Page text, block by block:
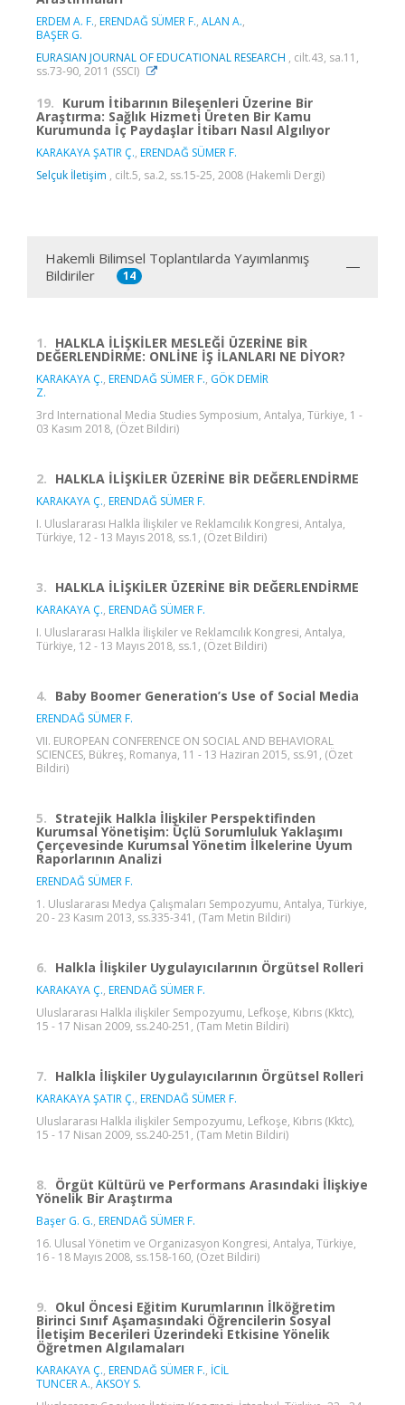
ERDEM A. F., ERENDAĞ SÜMER F., ALAN A.,
BAŞER G.
EURASIAN JOURNAL OF EDUCATIONAL RESEARCH , cilt.43, sa.11,
ss.73-90, 2011 (SSCI)
19. Kurum İtibarının Bileşenleri Üzerine Bir
Araştırma: Sağlık Hizmeti Üreten Bir Kamu
Kurumunda İç Paydaşlar İtibarı Nasıl Algılıyor
KARAKAYA ŞATIR Ç., ERENDAĞ SÜMER F.
Selçuk İletişim , cilt.5, sa.2, ss.15-25, 2008 (Hakemli Dergi)
Hakemli Bilimsel Toplantılarda Yayımlanmış
Bildiriler
14
1. HALKLA İLİŞKİLER MESLEĞİ ÜZERİNE BİR
DEĞERLENDİRME: ONLİNE İŞ İLANLARI NE DİYOR?
KARAKAYA Ç., ERENDAĞ SÜMER F., GÖK DEMİR
Z.
3rd International Media Studies Symposium, Antalya, Türkiye, 1 -
03 Kasım 2018, (Özet Bildiri)
2. HALKLA İLİŞKİLER ÜZERİNE BİR DEĞERLENDİRME
KARAKAYA Ç., ERENDAĞ SÜMER F.
I. Uluslararası Halkla İlişkiler ve Reklamcılık Kongresi, Antalya,
Türkiye, 12 - 13 Mayıs 2018, ss.1, (Özet Bildiri)
3. HALKLA İLİŞKİLER ÜZERİNE BİR DEĞERLENDİRME
KARAKAYA Ç., ERENDAĞ SÜMER F.
I. Uluslararası Halkla İlişkiler ve Reklamcılık Kongresi, Antalya,
Türkiye, 12 - 13 Mayıs 2018, ss.1, (Özet Bildiri)
4. Baby Boomer Generation’s Use of Social Media
ERENDAĞ SÜMER F.
VII. EUROPEAN CONFERENCE ON SOCIAL AND BEHAVIORAL
SCIENCES, Bükreş, Romanya, 11 - 13 Haziran 2015, ss.91, (Özet
Bildiri)
5. Stratejik Halkla İlişkiler Perspektifinden
Kurumsal Yönetişim: Üçlü Sorumluluk Yaklaşımı
Çerçevesinde Kurumsal Yönetim İlkelerine Uyum
Raporlarının Analizi
ERENDAĞ SÜMER F.
1. Uluslararası Medya Çalışmaları Sempozyumu, Antalya, Türkiye,
20 - 23 Kasım 2013, ss.335-341, (Tam Metin Bildiri)
6. Halkla İlişkiler Uygulayıcılarının Örgütsel Rolleri
KARAKAYA Ç., ERENDAĞ SÜMER F.
Uluslararası Halkla ilişkiler Sempozyumu, Lefkoşe, Kıbrıs (Kktc),
15 - 17 Nisan 2009, ss.240-251, (Tam Metin Bildiri)
7. Halkla İlişkiler Uygulayıcılarının Örgütsel Rolleri
KARAKAYA ŞATIR Ç., ERENDAĞ SÜMER F.
Uluslararası Halkla ilişkiler Sempozyumu, Lefkoşe, Kıbrıs (Kktc),
15 - 17 Nisan 2009, ss.240-251, (Tam Metin Bildiri)
8. Örgüt Kültürü ve Performans Arasındaki İlişkiye
Yönelik Bir Araştırma
Başer G. G., ERENDAĞ SÜMER F.
16. Ulusal Yönetim ve Organizasyon Kongresi, Antalya, Türkiye,
16 - 18 Mayıs 2008, ss.158-160, (Özet Bildiri)
9. Okul Öncesi Eğitim Kurumlarının İlköğretim
Birinci Sınıf Aşamasındaki Öğrencilerin Sosyal
İletişim Becerileri Üzerindeki Etkisine Yönelik
Öğretmen Algılamaları
KARAKAYA Ç., ERENDAĞ SÜMER F., İCİL
TUNCER A., AKSOY S.